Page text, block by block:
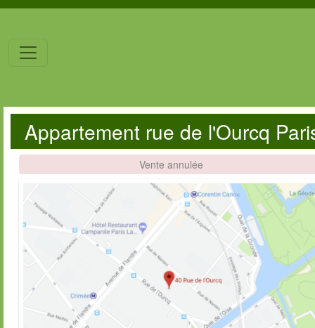
Appartement rue de l'Ourcq
Vente annulée